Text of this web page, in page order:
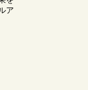
ア